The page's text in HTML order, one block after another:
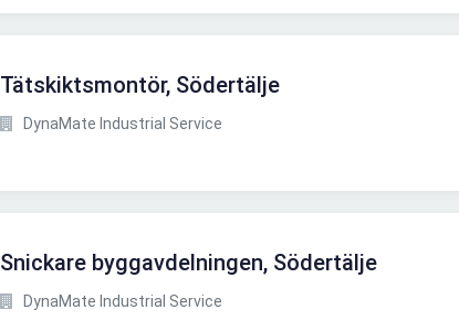
Tätskiktsmontör, Södertälje
DynaMate Industrial Service
Snickare byggavdelningen, Södertälje
DynaMate Industrial Service